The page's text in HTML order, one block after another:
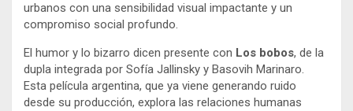
urbanos con una sensibilidad visual impactante y un
compromiso social profundo.
El humor y lo bizarro dicen presente con Los bobos, de la
dupla integrada por Sofía Jallinsky y Basovih Marinaro.
Esta película argentina, que ya viene generando ruido
desde su producción, explora las relaciones humanas